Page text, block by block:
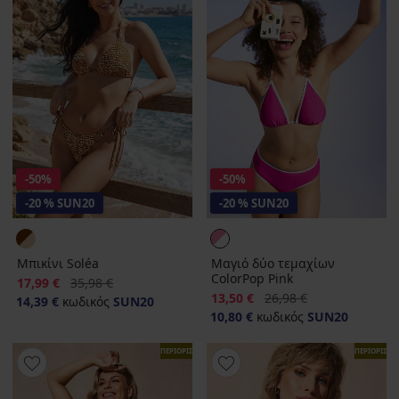
-50%
-20 % SUN20
Μπικίνι Soléa
Έκπτωση
17,99 € Αρχική τιμή
35,98 €
14,39 € κωδικός SUN20
-50%
-20 % SUN20
Μαγιό δύο τεμαχίων
ColorPop Pink
Έκπτωση
13,50 € Αρχική τιμή
26,98 €
10,80 € κωδικός SUN20
ΠΕΡΙΟΡΙΣΜΕΝΑ